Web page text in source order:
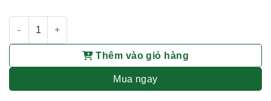
Thêm vào giỏ hàng
Mua ngay